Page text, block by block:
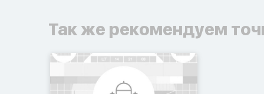
Так же рекомендуем